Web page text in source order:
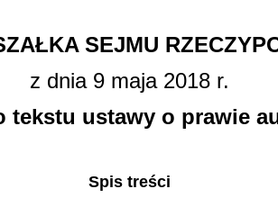
SEJMU
z dnia 9 maja 2018 r.
tekstu ustawy o prawie
Spis treści